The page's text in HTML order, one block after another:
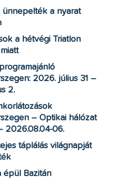
ünnepelték a nyarat
a hétvégi Triatlon
2026. július 31 –
2.
– Optikai hálózat
2026.08.04-06.
táplálás világnapját
épül Bazitán